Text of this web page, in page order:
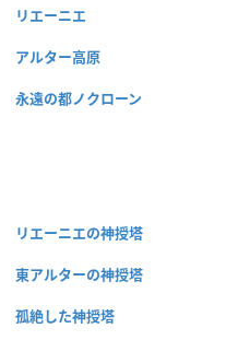
リエーニエ
アルター高原
永遠の都ノクローン
リエーニエの神授塔
東アルターの神授塔
孤絶した神授塔